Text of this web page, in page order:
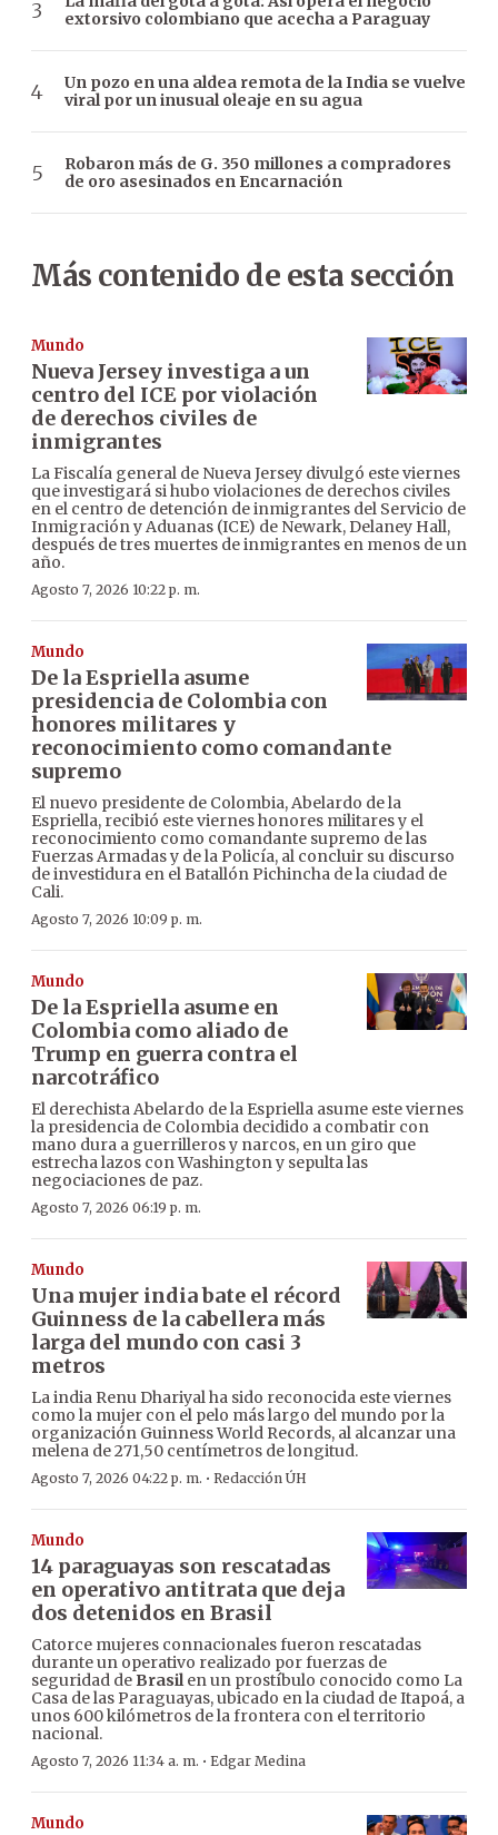
extorsivo colombiano que acecha a Paraguay
Un pozo en una aldea remota de la India se vuelve
viral por un inusual oleaje en su agua
Robaron más de G. 350 millones a compradores
de oro asesinados en Encarnación
Más contenido de esta sección
Mundo
Nueva Jersey investiga a un
centro del ICE por violación
de derechos civiles de
inmigrantes
La Fiscalía general de Nueva Jersey divulgó este viernes
que investigará si hubo violaciones de derechos civiles
en el centro de detención de inmigrantes del Servicio de
Inmigración y Aduanas (ICE) de Newark, Delaney Hall,
después de tres muertes de inmigrantes en menos de un
año.
Agosto 7, 2026 10:22 p. m.
Mundo
De la Espriella asume
presidencia de Colombia con
honores militares y
reconocimiento como comandante
supremo
El nuevo presidente de Colombia, Abelardo de la
Espriella, recibió este viernes honores militares y el
reconocimiento como comandante supremo de las
Fuerzas Armadas y de la Policía, al concluir su discurso
de investidura en el Batallón Pichincha de la ciudad de
Cali.
Agosto 7, 2026 10:09 p. m.
Mundo
De la Espriella asume en
Colombia como aliado de
Trump en guerra contra el
narcotráfico
El derechista Abelardo de la Espriella asume este viernes
la presidencia de Colombia decidido a combatir con
mano dura a guerrilleros y narcos, en un giro que
estrecha lazos con Washington y sepulta las
negociaciones de paz.
Agosto 7, 2026 06:19 p. m.
Mundo
Una mujer india bate el récord
Guinness de la cabellera más
larga del mundo con casi 3
metros
La india Renu Dhariyal ha sido reconocida este viernes
como la mujer con el pelo más largo del mundo por la
organización Guinness World Records, al alcanzar una
melena de 271,50 centímetros de longitud.
Agosto 7, 2026 04:22 p. m. · Redacción ÚH
Mundo
14 paraguayas son rescatadas
en operativo antitrata que deja
dos detenidos en Brasil
Catorce mujeres connacionales fueron rescatadas
durante un operativo realizado por fuerzas de
seguridad de Brasilen un prostíbulo conocido como La
Casa de las Paraguayas, ubicado en la ciudad de Itapoá, a
unos 600 kilómetros de la frontera con el territorio
nacional.
Agosto 7, 2026 11:34 a. m. · Edgar Medina
Mundo